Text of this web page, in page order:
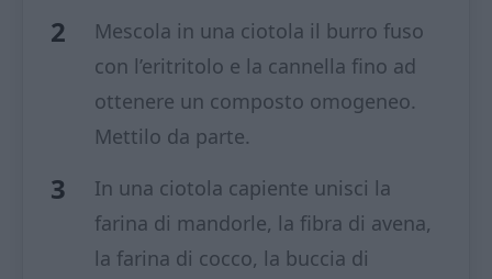
Mescola in una ciotola il burro fuso
con l’eritritolo e la cannella fino ad
ottenere un composto omogeneo.
Mettilo da parte.
In una ciotola capiente unisci la
farina di mandorle, la fibra di avena,
la farina di cocco, la buccia di